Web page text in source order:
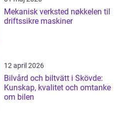
Mekanisk verksted nøkkelen til
driftssikre maskiner
12 april 2026
Bilvård och biltvätt i Skövde:
Kunskap, kvalitet och omtanke
om bilen